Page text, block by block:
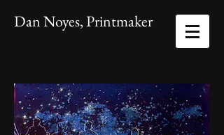
Dan Noyes, Printmaker